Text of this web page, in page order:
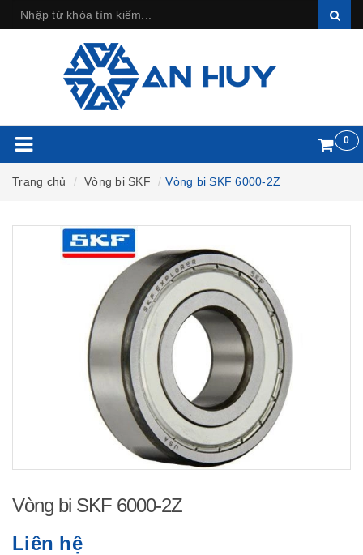
0
Trang chủ Vòng bi SKF Vòng bi SKF 6000-2Z
Vòng bi SKF 6000-2Z
Liên hệ